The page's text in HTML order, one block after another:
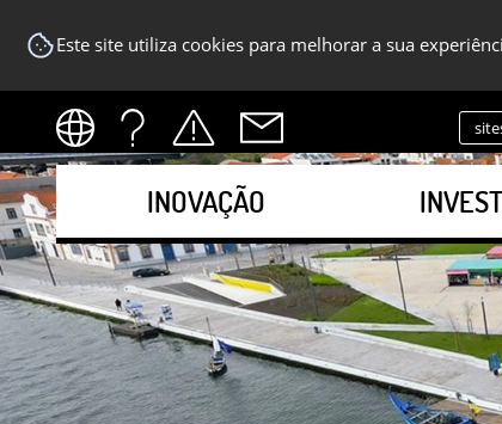
Este site utiliza cookies para melhorar a sua
INOVAÇÃO